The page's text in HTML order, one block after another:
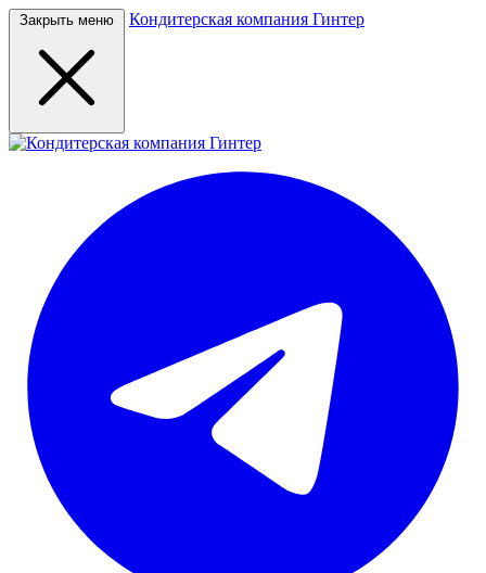
Закрыть меню Кондитерская компания Гинтер